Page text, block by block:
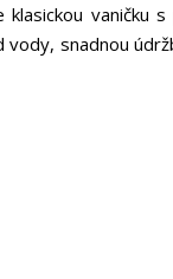
vaničku
snadnou